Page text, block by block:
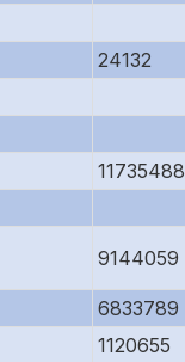
24132
11735488
9144059
6833789
1120655